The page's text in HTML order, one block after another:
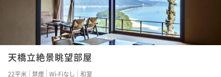
1 2 34
天橋立絶景眺望部屋
22平米 禁煙 Wi-Fiなし 和室